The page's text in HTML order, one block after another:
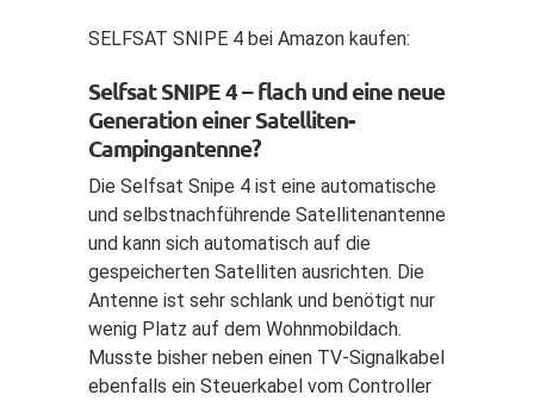
SELFSAT SNIPE 4 bei Amazon kaufen:
Selfsat SNIPE 4 – flach und eine neue
Generation einer Satelliten-
Campingantenne?
Die Selfsat Snipe 4 ist eine automatische
und selbstnachführende Satellitenantenne
und kann sich automatisch auf die
gespeicherten Satelliten ausrichten. Die
Antenne ist sehr schlank und benötigt nur
wenig Platz auf dem Wohnmobildach.
Musste bisher neben einen TV-Signalkabel
ebenfalls ein Steuerkabel vom Controller